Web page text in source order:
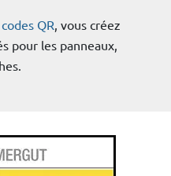
QR, vous créez
pour les panneaux,